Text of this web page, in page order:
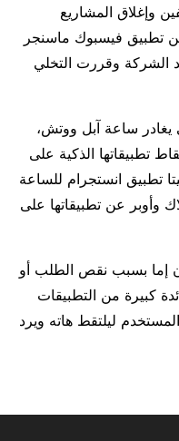
وإغلاق المشاريع
تطبيق فيسبوك ماسنجر
الشركة وقررت التخلي
ساعة آبل ووتش،
تطبيقاتها الذكية على
تطبيق انستجرام للساعة
وأوبر عن تطبيقاتها على
إما بسبب نقص الطلب أو
كبيرة من التطبيقات
ليلتقط هاته ويرد